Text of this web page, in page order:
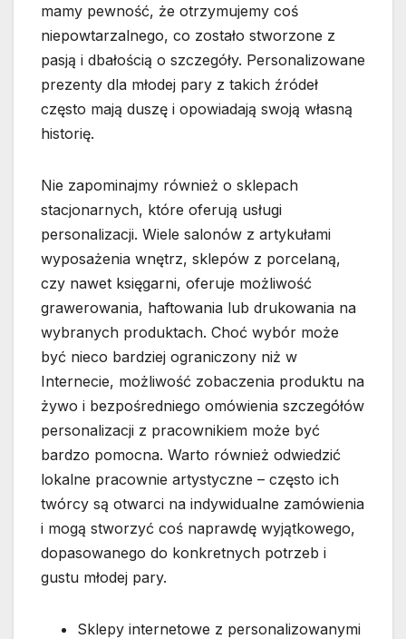
mamy pewność, że otrzymujemy coś
niepowtarzalnego, co zostało stworzone z
pasją i dbałością o szczegóły. Personalizowane
prezenty dla młodej pary z takich źródeł
często mają duszę i opowiadają swoją własną
historię.
Nie zapominajmy również o sklepach
stacjonarnych, które oferują usługi
personalizacji. Wiele salonów z artykułami
wyposażenia wnętrz, sklepów z porcelaną,
czy nawet księgarni, oferuje możliwość
grawerowania, haftowania lub drukowania na
wybranych produktach. Choć wybór może
być nieco bardziej ograniczony niż w
Internecie, możliwość zobaczenia produktu na
żywo i bezpośredniego omówienia szczegółów
personalizacji z pracownikiem może być
bardzo pomocna. Warto również odwiedzić
lokalne pracownie artystyczne – często ich
twórcy są otwarci na indywidualne zamówienia
i mogą stworzyć coś naprawdę wyjątkowego,
dopasowanego do konkretnych potrzeb i
gustu młodej pary.
Sklepy internetowe z personalizowanymi